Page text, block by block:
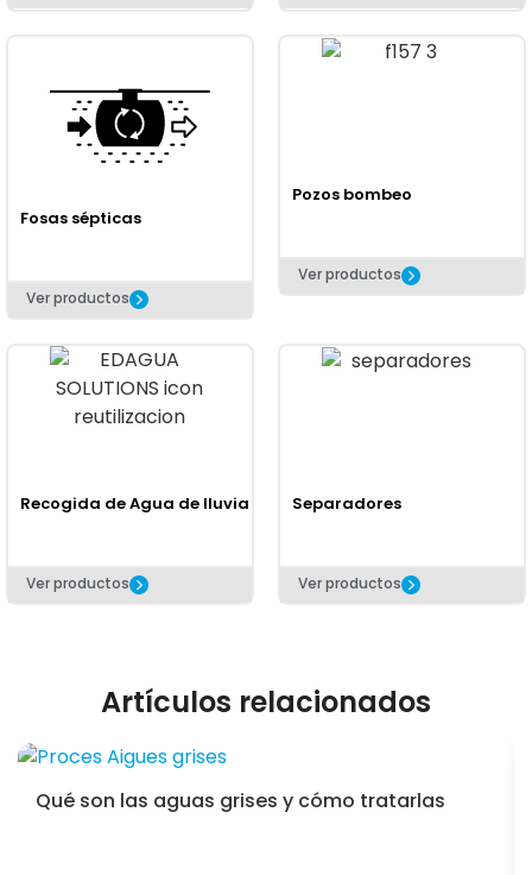
Fosas sépticas
Ver productos
Pozos bombeo
Ver productos
Recogida de Agua de lluvia
Ver productos
Separadores
Ver productos
Artículos relacionados
Qué son las aguas grises y cómo tratarlas